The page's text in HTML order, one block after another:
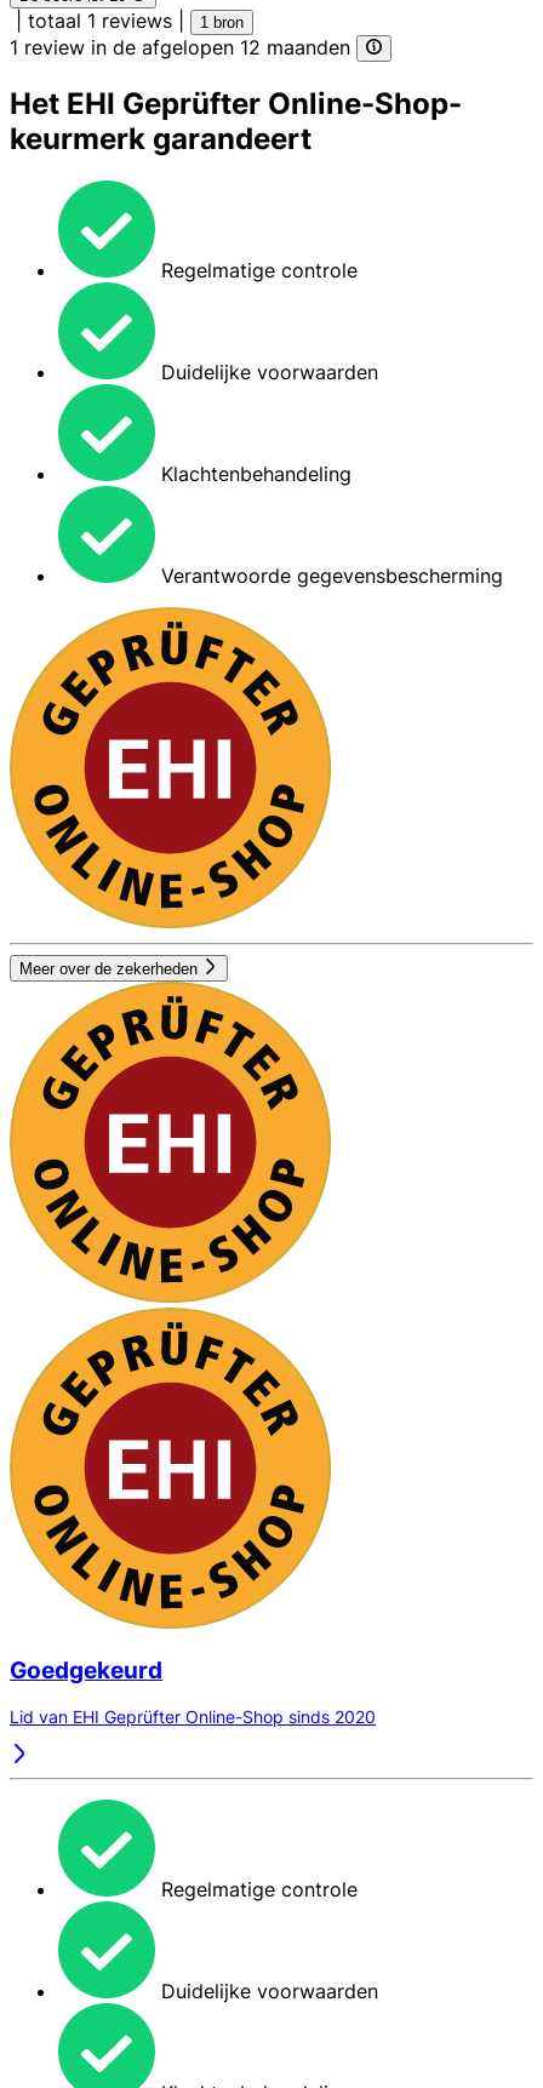
totaal 1 reviews 1 bron
1 review in de afgelopen 12 maanden
Het EHI Geprüfter Online-Shop-
keurmerk garandeert
Regelmatige controle
Duidelijke voorwaarden
Klachtenbehandeling
Verantwoorde gegevensbescherming
Meer over de zekerheden
Goedgekeurd
Lid van EHI Geprüfter Online-Shop sinds 2020
Regelmatige controle
Duidelijke voorwaarden